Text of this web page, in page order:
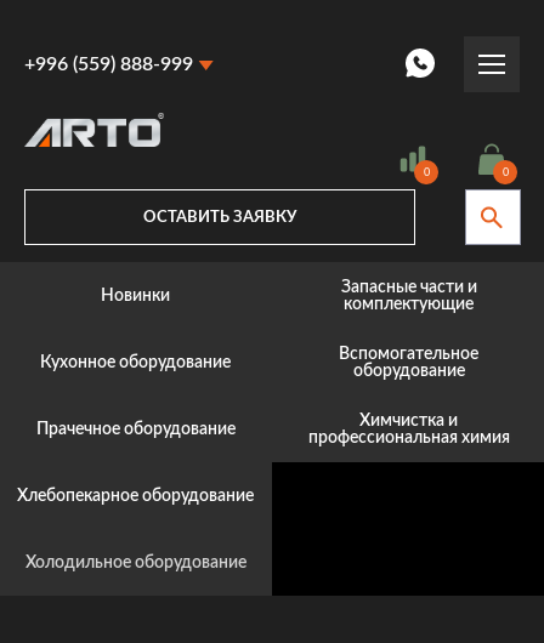
+996 (559) 888-999
+996 (559) 888-999
0 0
ОСТАВИТЬ ЗАЯВКУ
Новинки
Кухонное оборудование
Прачечное оборудование
Хлебопекарное оборудование
Холодильное оборудование
Запасные части и
комплектующие
Вспомогательное
оборудование
Химчистка и
профессиональная химия
Цена, COM